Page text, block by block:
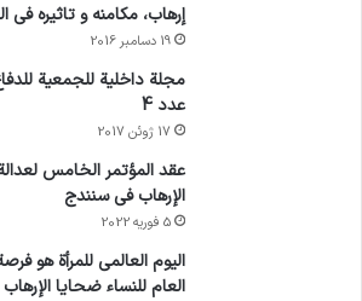
إرهاب، مكامنه و تاثيره في
19 دسامبر 2016
مجلة داخلية للجمعية
عدد 4
17 ژوئن 2017
عقد المؤتمر الخامس
الإرهاب في سنندج
5 فوریه 2022
اليوم العالمي للمرأة هو
العام للنساء ضحايا الإرهاب